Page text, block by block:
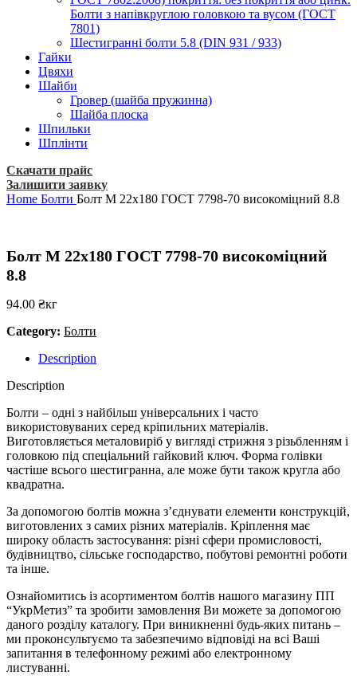
Болти з напівкруглою головкою та вусом (ГОСТ
7801)
Шестигранні болти 5.8 (DIN 931 / 933)
Гайки
Цвяхи
Шайби
Гровер (шайба пружинна)
Шайба плоска
Шпильки
Шплінти
Скачати прайс
Залишити заявку
Home Болти Болт М 22х180 ГОСТ 7798-70 високоміцний 8.8
Болт М 22х180 ГОСТ 7798-70 високоміцний
8.8
94.00 ₴кг
Category: Болти
Description
Description
Болти – одні з найбільш універсальних і часто
використовуваних серед кріпильних матеріалів.
Виготовляється металовиріб у вигляді стрижня з різьбленням і
головкою під спеціальний гайковий ключ. Форма голівки
частіше всього шестигранна, але може бути також кругла або
квадратна.
За допомогою болтів можна з’єднувати елементи конструкцій,
виготовлених з самих різних матеріалів. Кріплення має
широку область застосування: різні сфери промисловості,
будівництво, сільське господарство, побутові ремонтні роботи
та інше.
Ознайомитись із асортиментом болтів нашого магазину ПП
“УкрМетиз” та зробити замовлення Ви можете за допомогою
даного розділу каталогу. При виникненні будь-яких питань –
ми проконсультуємо та забезпечимо відповіді на всі Ваші
запитання в телефонному режимі або електронному
листуванні.